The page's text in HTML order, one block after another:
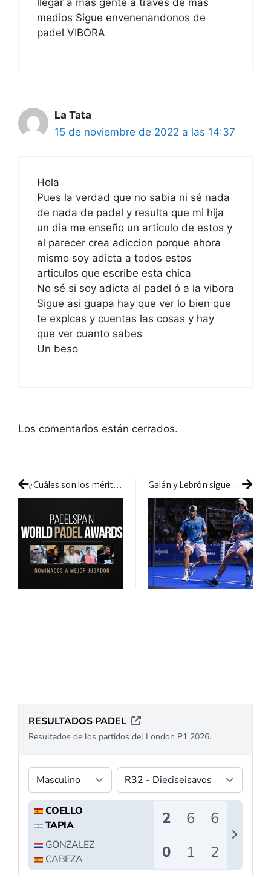
medios Sigue envenenandonos de
padel VIBORA
La Tata
15 de noviembre de 2022 a las 14:37
Hola
Pues la verdad que no sabia ni sé nada
de nada de padel y resulta que mi hija
un dia me enseño un articulo de estos y
al parecer crea adiccion porque ahora
mismo soy adicta a todos estos
articulos que escribe esta chica
No sé si soy adicta al padel ó a la vibora
Sigue asi guapa hay que ver lo bien que
te explcas y cuentas las cosas y hay
que ver cuanto sabes
Un beso
Los comentarios están cerrados.
¿Cuáles son los méritos de los nominados a ‘Mejor Jugador’ en los PWPA 2022? Galán y Lebrón siguen de dulce: así rindieron Suecia a sus pies